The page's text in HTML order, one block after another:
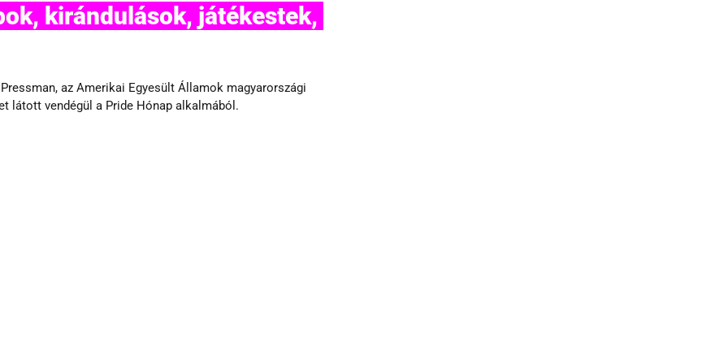
kirándulások, játékestek,
az Amerikai Egyesült Államok magyarországi
látott vendégül a Pride Hónap alkalmából.